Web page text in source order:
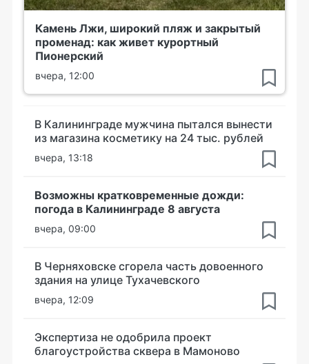
Камень Лжи, широкий пляж и закрытый
променад: как живет курортный
Пионерский
вчера, 12:00
В Калининграде мужчина пытался вынести
из магазина косметику на 24 тыс. рублей
вчера, 13:18
Возможны кратковременные дожди:
погода в Калининграде 8 августа
вчера, 09:00
В Черняховске сгорела часть довоенного
здания на улице Тухачевского
вчера, 12:09
Экспертиза не одобрила проект
благоустройства сквера в Мамоново